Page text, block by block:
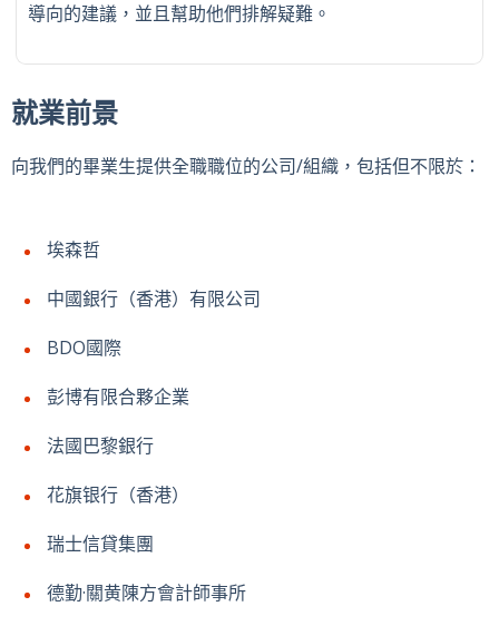
導向的建議，並且幫助他們排解疑難。
就業前景
向我們的畢業生提供全職職位的公司/組織，包括但不限於：
埃森哲
中國銀行（香港）有限公司
BDO國際
彭博有限合夥企業
法國巴黎銀行
花旗银行（香港）
瑞士信貸集團
德勤·關黄陳方會計師事所